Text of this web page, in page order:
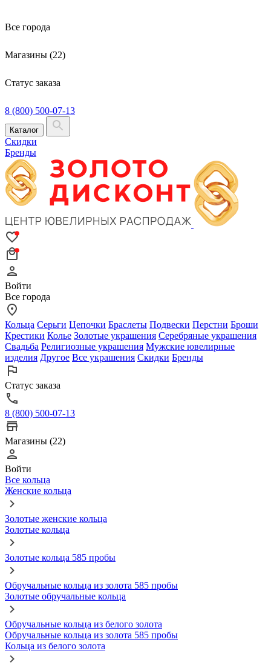
Все города
Магазины (22)
Статус заказа
8 (800) 500-07-13
Каталог
Скидки
Бренды
Войти
Все города
Кольца Серьги Цепочки Браслеты Подвески Перстни Броши
Крестики Колье Золотые украшения Серебряные украшения
Свадьба Религиозные украшения Мужские ювелирные
изделия Другое Все украшения Скидки Бренды
Статус заказа
8 (800) 500-07-13
Магазины (22)
Войти
Все кольца
Женские кольца
Золотые женские кольца
Золотые кольца
Золотые кольца 585 пробы
Обручальные кольца из золота 585 пробы
Золотые обручальные кольца
Обручальные кольца из белого золота
Обручальные кольца из золота 585 пробы
Кольца из белого золота